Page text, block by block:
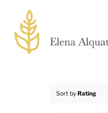
content
Sort by Rating